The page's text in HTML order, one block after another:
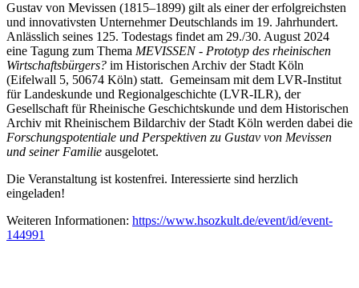
Gustav von Mevissen (1815–1899) gilt als einer der erfolgreichsten
und innovativsten Unternehmer Deutschlands im 19. Jahrhundert.
Anlässlich seines 125. Todestags findet am 29./30. August 2024
eine Tagung zum Thema MEVISSEN - Prototyp des rheinischen
Wirtschaftsbürgers? im Historischen Archiv der Stadt Köln
(Eifelwall 5, 50674 Köln) statt. Gemeinsam mit dem LVR-Institut
für Landeskunde und Regionalgeschichte (LVR-ILR), der
Gesellschaft für Rheinische Geschichtskunde und dem Historischen
Archiv mit Rheinischem Bildarchiv der Stadt Köln werden dabei die
Forschungspotentiale und Perspektiven zu Gustav von Mevissen
und seiner Familie ausgelotet.
Die Veranstaltung ist kostenfrei. Interessierte sind herzlich
eingeladen!
Weiteren Informationen: https://www.hsozkult.de/event/id/event-
144991